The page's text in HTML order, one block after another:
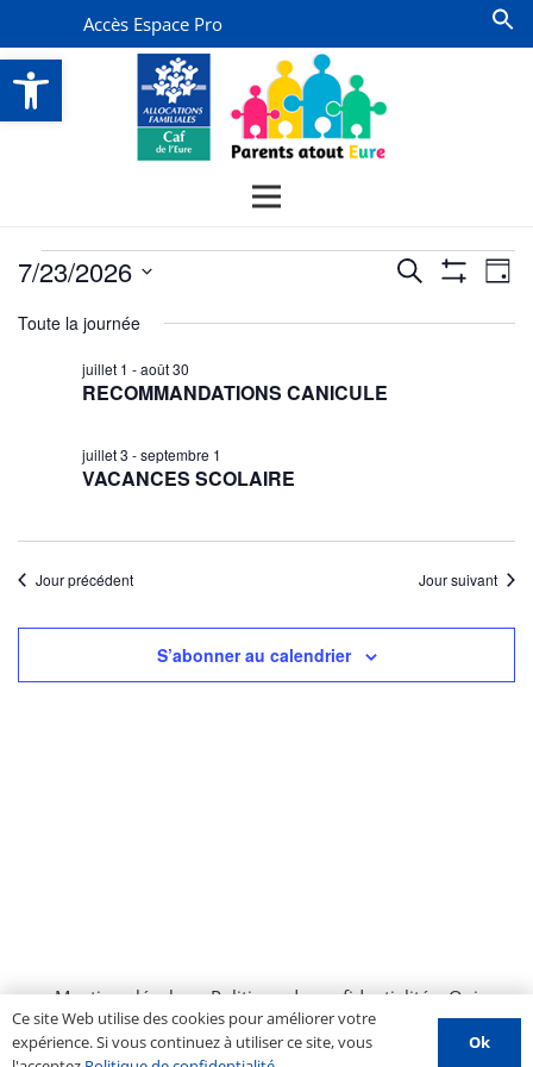
Ouvrir la barre d’outils
Accès Espace Pro
Évènements
for
juillet
Recherche
Recherche
Filtres
Jour
7/23/2026
une
Toute la journée
RECOMMANDATIONS CANICULE
juillet 1 -août 30
VACANCES SCOLAIRE
juillet 3 -septembre 1
Jour précédent Jour suivant
S’abonner au calendrier
Mentions légales–Politique de confidentialité–Qui
sommes nous ?–Contactez-nous –Espace PROS
Soumettre un évènement
Ce site Web utilise des cookies pour améliorer votre
expérience. Si vous continuez à utiliser ce site, vous
Ok